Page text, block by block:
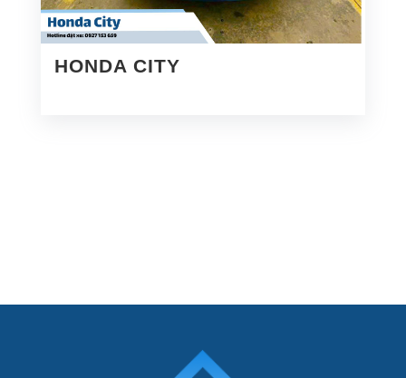
HONDA CITY